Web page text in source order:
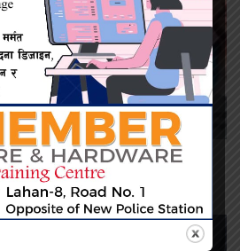
सहकारी सञ्चालकको आरोप, वडा